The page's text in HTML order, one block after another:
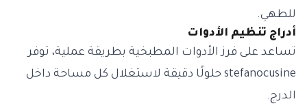
للطهي.
أدراج تنظيم الأدوات
تساعد على فرز الأدوات المطبخية بطريقة عملية، توفر
stefanocusine حلولًا دقيقة لاستغلال كل مساحة داخل
الدرج.